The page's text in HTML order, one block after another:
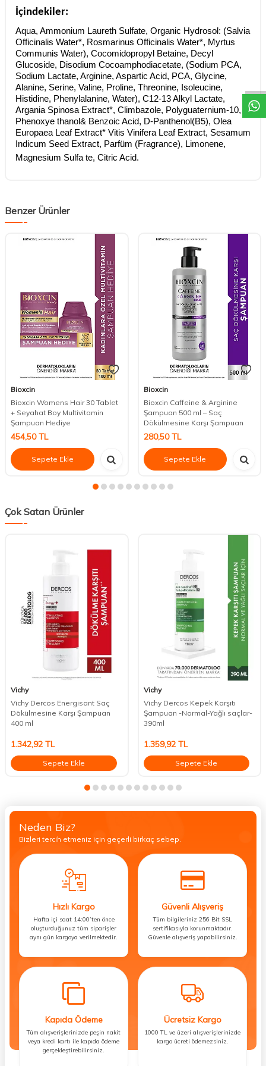
İçindekiler:
Aqua, Ammonium Laureth Sulfate, Organic Hydrosol: (Salvia
Officinalis Water*, Rosmarinus Officinalis Water*, Myrtus
Communis Water), Cocomidopropyl Betaine, Decyl
Glucoside, Disodium Cocoamphodiacetate, (Sodium PCA,
Sodium Lactate, Arginine, Aspartic Acid, PCA, Glycine,
Alanine, Serine, Valine, Proline, Threonine, Isoleucine,
Histidine, Phenylalanine, Water), C12-13 Alkyl Lactate,
Argania Spinosa Extract*, Climbazole, Polyguaternium-10,
Phenoxye thanol& Benzoic Acid, D-Panthenol(B5), Olea
Europaea Leaf Extract* Vitis Vinifera Leaf Extract, Sesamum
Indicum Seed Extract, Parfüm (Fragrance), Limonene,
Magnesium Sulfa te, Citric Acid.
Benzer Ürünler
Bioxcin
Bioxcin Womens Hair 30 Tablet
+ Seyahat Boy Multivitamin
Şampuan Hediye
454,50TL
Sepete Ekle
Bioxcin
Bioxcin Caffeine & Arginine
Şampuan 500 ml – Saç
Dökülmesine Karşı Şampuan
280,50TL
Sepete Ekle
Çok Satan Ürünler
Vichy
Vichy Dercos Energisant Saç
Dökülmesine Karşı Şampuan
400 ml
1.342,92 TL
Sepete Ekle
Vichy
Vichy Dercos Kepek Karşıtı
Şampuan -Normal-Yağlı saçlar-
390ml
1.359,92TL
Sepete Ekle
Neden Biz?
Bizleri tercih etmeniz için geçerli birkaç sebep.
Hızlı Kargo
Hafta içi saat 14:00’ten önce
oluşturduğunuz tüm siparişler
aynı gün kargoya verilmektedir.
Güvenli Alışveriş
Tüm bilgileriniz 256 Bit SSL
sertifikasıyla korunmaktadır.
Güvenle alışveriş yapabilirsiniz.
Kapıda Ödeme
Tüm alışverişlerinizde peşin nakit
veya kredi kartı ile kapıda ödeme
gerçekleştirebilirsiniz.
Ücretsiz Kargo
1000 TL ve üzeri alışverişlerinizde
kargo ücreti ödemezsiniz.